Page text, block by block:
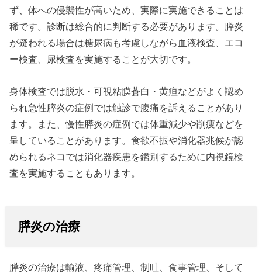
ず、体への侵襲性が高いため、実際に実施できることは
稀です。診断は総合的に判断する必要があります。膵炎
が疑われる場合は糖尿病も考慮しながら血液検査、エコ
ー検査、尿検査を実施することが大切です。
身体検査では脱水・可視粘膜蒼白・黄疸などがよく認め
られ急性膵炎の症例では触診で腹痛を訴えることがあり
ます。また、慢性膵炎の症例では体重減少や削痩などを
呈していることがあります。食欲不振や消化器兆候が認
められるネコでは消化器疾患を鑑別するために内視鏡検
査を実施することもあります。
膵炎の治療
膵炎の治療は輸液、疼痛管理、制吐、食事管理、そして